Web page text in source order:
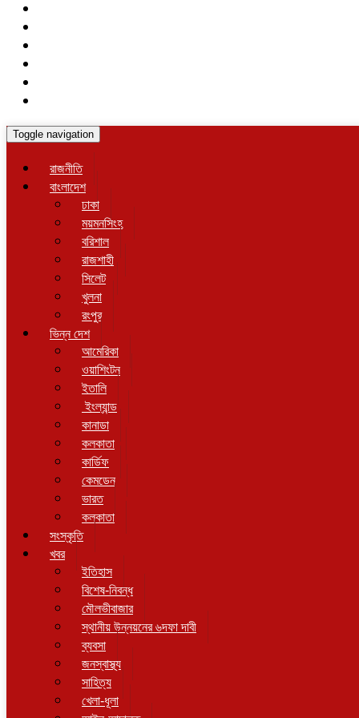
Toggle navigation
রাজনীতি
বাংলাদেশ
ঢাকা
ময়মনসিংহ
বরিশাল
রাজশাহী
সিলেট
খুলনা
রংপুর
ভিন্ন দেশ
আমেরিকা
ওয়াশিংটন
ইতালি
ইংল্যান্ড
কানাডা
কলকাতা
কার্ডিফ
কেমডেন
ভারত
কলকাতা
সংস্কৃতি
খবর
ইতিহাস
বিশেষ-নিবন্ধ
মৌলভীবাজার
স্থানীয় উন্নয়নের ৬দফা দাবী
ব্যবসা
জনস্বাস্থ্য
সাহিত্য
খেলা-ধূলা